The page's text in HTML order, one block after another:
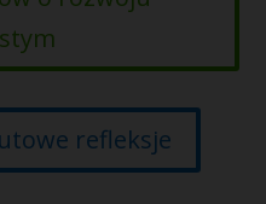
refleksje